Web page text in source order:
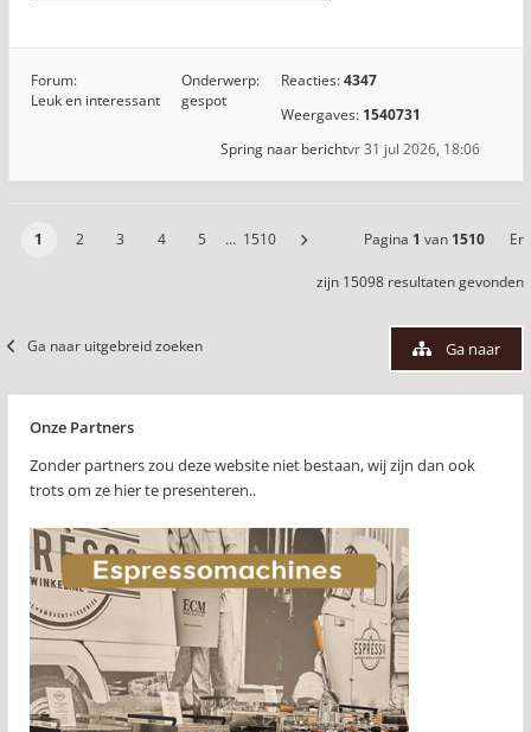
Forum:
Leuk en interessant
Onderwerp:
gespot
Reacties:4347
Weergaves: 1540731
vr 31 jul 2026, 18:06
Spring naar bericht
1 2 3 4 5 … 1510 Pagina 1 van 1510 Er
zijn 15098 resultaten gevonden
Ga naar uitgebreid zoeken Ga naar
Onze Partners
Zonder partners zou deze website niet bestaan, wij zijn dan ook
trots om ze hier te presenteren..